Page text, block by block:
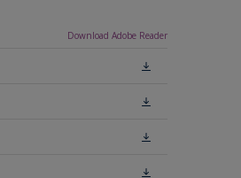
Download Adobe Reader